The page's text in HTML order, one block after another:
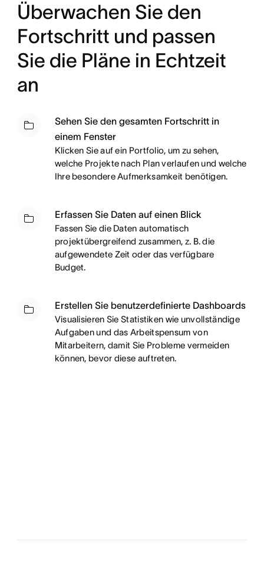
Überwachen Sie den
Fortschritt und passen
Sie die Pläne in Echtzeit
an
Sehen Sie den gesamten Fortschritt in
einem Fenster
Klicken Sie auf ein Portfolio, um zu sehen,
welche Projekte nach Plan verlaufen und welche
Ihre besondere Aufmerksamkeit benötigen.
Erfassen Sie Daten auf einen Blick
Fassen Sie die Daten automatisch
projektübergreifend zusammen, z. B. die
aufgewendete Zeit oder das verfügbare
Budget.
Erstellen Sie benutzerdefinierte Dashboards
Visualisieren Sie Statistiken wie unvollständige
Aufgaben und das Arbeitspensum von
Mitarbeitern, damit Sie Probleme vermeiden
können, bevor diese auftreten.